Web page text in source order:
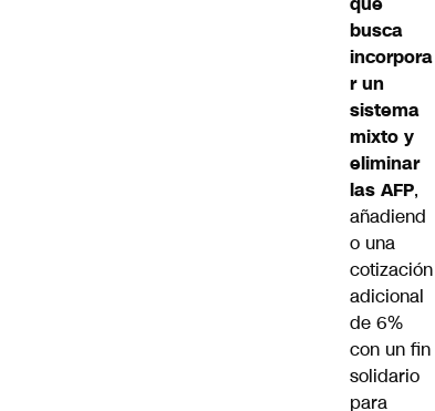
busca
incorpora
r un
sistema
mixto y
eliminar
las AFP,
añadiend
o una
cotización
adicional
de 6%
con un fin
solidario
para